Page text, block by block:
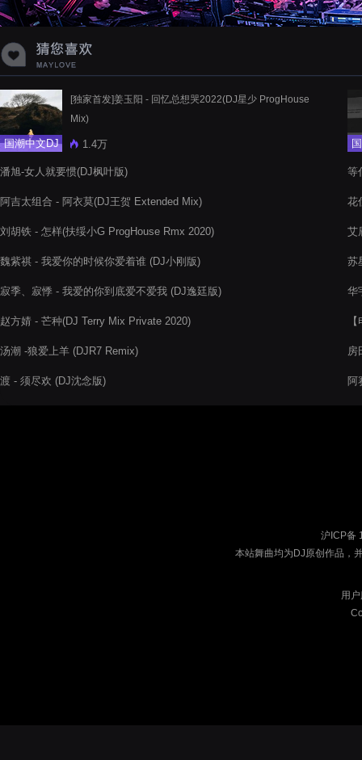
国潮中文DJ
[独家首发]姜玉阳 - 回忆总想哭2022(DJ星少 ProgHouse
Mix)
1.4万
潘旭-女人就要惯(DJ枫叶版)
阿吉太组合 - 阿衣莫(DJ王贺 Extended Mix)
刘胡铁 - 怎样(扶绥小G ProgHouse Rmx 2020)
魏紫祺 - 我爱你的时候你爱着谁 (DJ小刚版)
寂季、寂悸 - 我爱的你到底爱不爱我 (DJ逸廷版)
赵方婧 - 芒种(DJ Terry Mix Private 2020)
汤潮 -狼爱上羊 (DJR7 Remix)
渡 - 须尽欢 (DJ沈念版)
等
花
艾
苏
华
房
阿
沪ICP备
本站舞曲均为DJ原创作品，
用